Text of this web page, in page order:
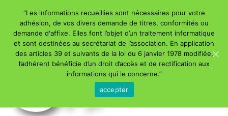
Addict Club Exotic & Persan
“Les informations recueillies sont nécessaires pour votre
adhésion, de vos divers demande de titres, conformités ou
demande d'affixe. Elles font l’objet d’un traitement informatique
et sont destinées au secrétariat de l’association. En application
des articles 39 et suivants de la loi du 6 janvier 1978 modifiée,
l’adhérent bénéficie d’un droit d’accès et de rectification aux
informations qui le concerne.”
accepter